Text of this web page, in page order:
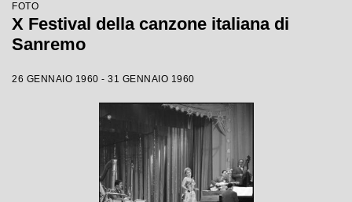
FOTO
X Festival della canzone italiana di
Sanremo
26 GENNAIO 1960 - 31 GENNAIO 1960